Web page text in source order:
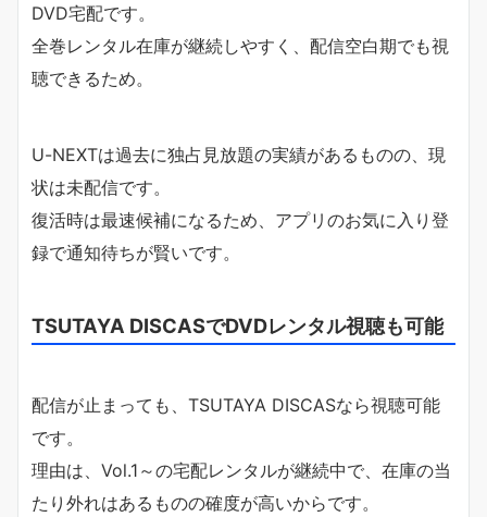
DVD宅配です。
全巻レンタル在庫が継続しやすく、配信空白期でも視
聴できるため。
U-NEXTは過去に独占見放題の実績があるものの、現
状は未配信です。
復活時は最速候補になるため、アプリのお気に入り登
録で通知待ちが賢いです。
TSUTAYA DISCASでDVDレンタル視聴も可能
配信が止まっても、TSUTAYA DISCASなら視聴可能
です。
理由は、Vol.1～の宅配レンタルが継続中で、在庫の当
たり外れはあるものの確度が高いからです。